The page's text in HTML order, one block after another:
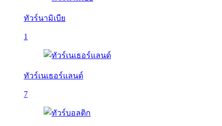
ทัวร์นามิเบีย
1
ทัวร์เนเธอร์แลนด์
7